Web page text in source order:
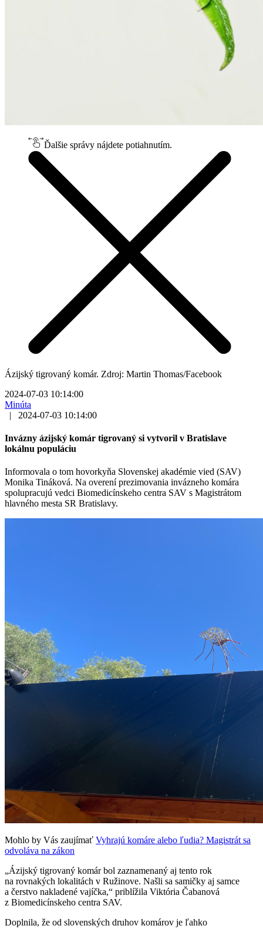
Ďalšie správy nájdete potiahnutím.
Ázijský tigrovaný komár. Zdroj: Martin Thomas/Facebook
2024-07-03 10:14:00
Minúta
|
2024-07-03 10:14:00
Invázny ázijský komár tigrovaný si vytvoril v Bratislave
lokálnu populáciu
Informovala o tom hovorkyňa Slovenskej akadémie vied (SAV)
Monika Tináková. Na overení prezimovania invázneho komára
spolupracujú vedci Biomedicínskeho centra SAV s Magistrátom
hlavného mesta SR Bratislavy.
Mohlo by Vás zaujímať Vyhrajú komáre alebo ľudia? Magistrát sa
odvoláva na zákon
„Ázijský tigrovaný komár bol zaznamenaný aj tento rok
na rovnakých lokalitách v Ružinove. Našli sa samičky aj samce
a čerstvo nakladené vajíčka,“ priblížila Viktória Čabanová
z Biomedicínskeho centra SAV.
Doplnila, že od slovenských druhov komárov je ľahko